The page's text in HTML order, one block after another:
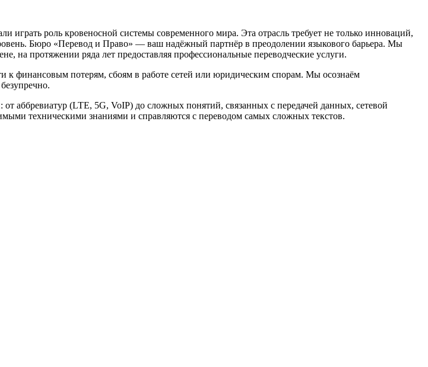
играть роль кровеносной системы современного мира. Эта отрасль требует не только инноваций,
Бюро «Перевод и Право» — ваш надёжный партнёр в преодолении языкового барьера. Мы
на протяжении ряда лет предоставляя профессиональные переводческие услуги.
к финансовым потерям, сбоям в работе сетей или юридическим спорам. Мы осознаём
аббревиатур (LTE, 5G, VoIP) до сложных понятий, связанных с передачей данных, сетевой
техническими знаниями и справляются с переводом самых сложных текстов.